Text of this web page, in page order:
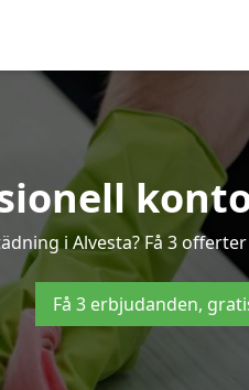
i Alvesta? Få 3
Få 3 erbjudanden,